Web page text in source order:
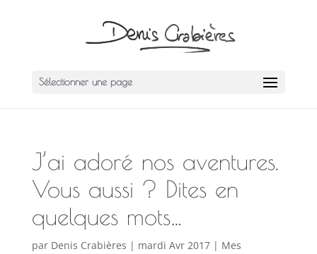
Sélectionner une page
J’ai adoré nos aventures.
Vous aussi ? Dites en
quelques mots…
par Denis Crabières | mardi Avr 2017| Mes